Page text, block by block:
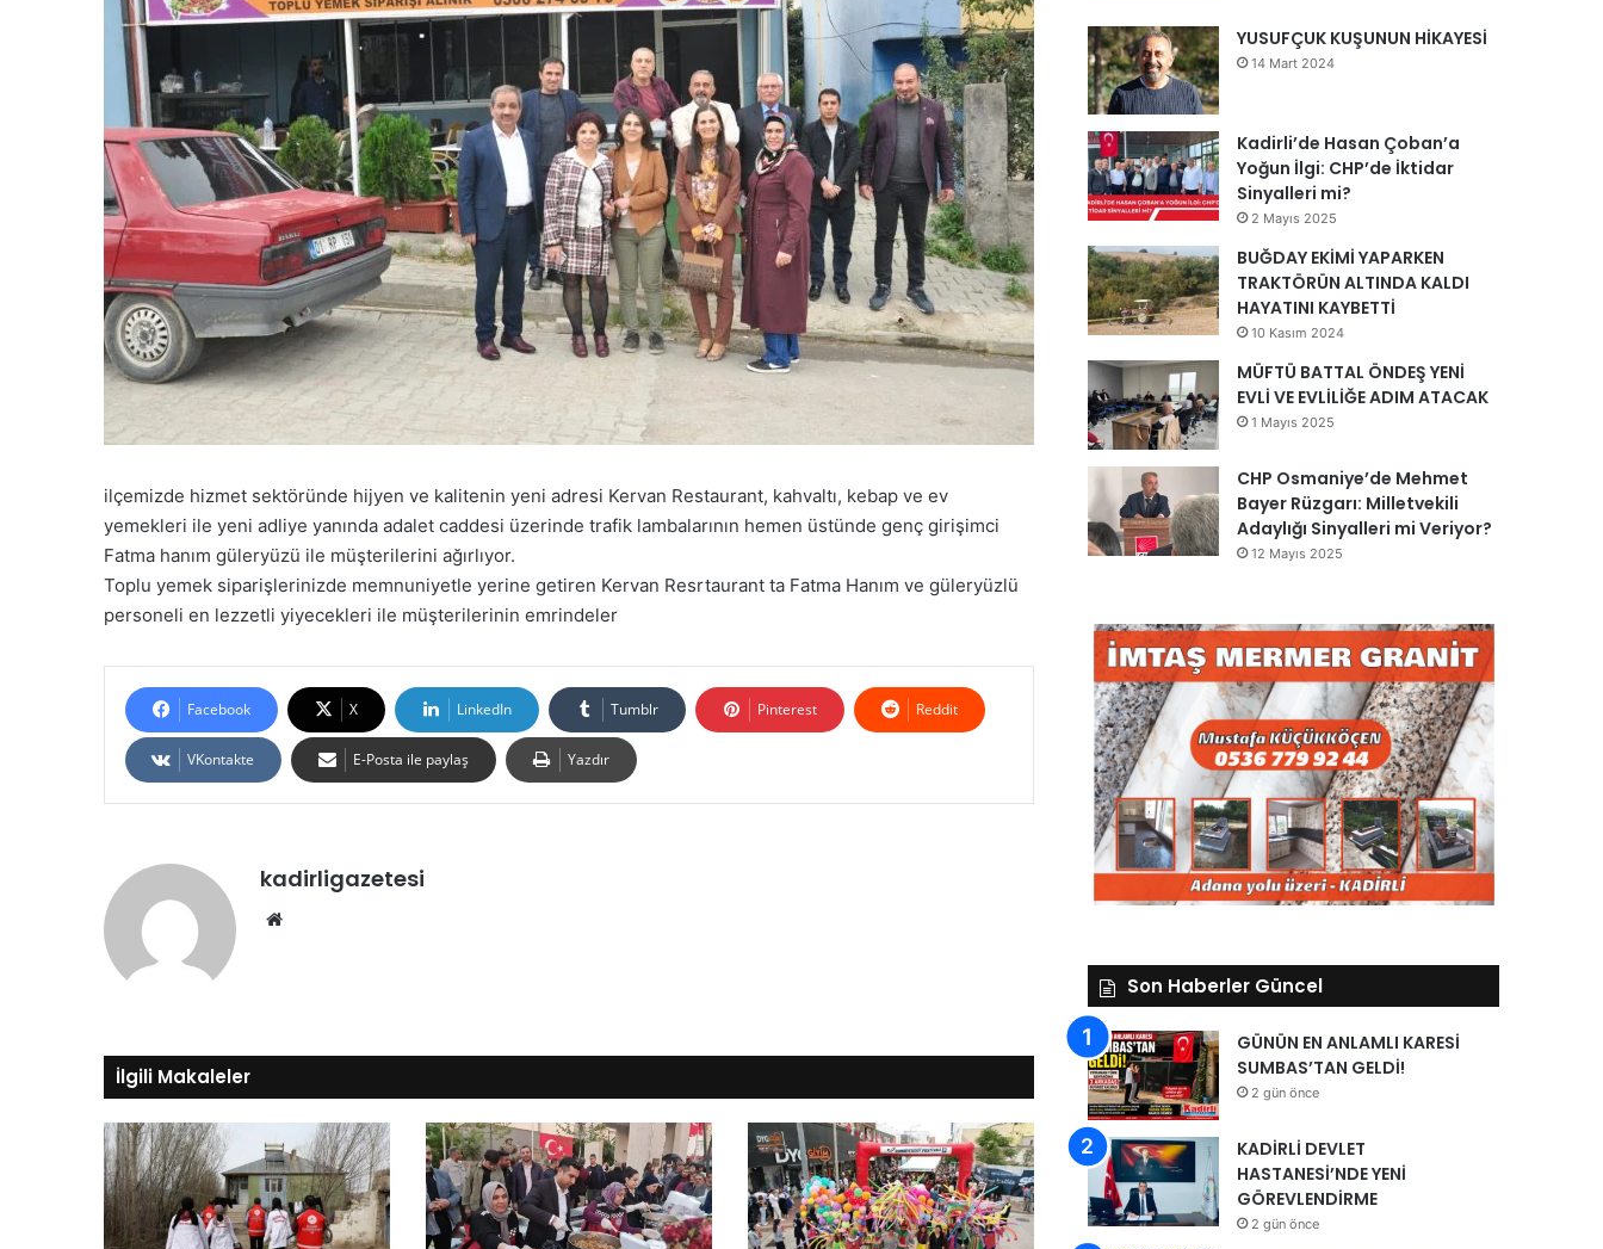
ilçemizde hizmet sektöründe hijyen ve kalitenin yeni adresi Kervan Restaurant, kahvaltı, kebap ve ev
yemekleri ile yeni adliye yanında adalet caddesi üzerinde trafik lambalarının hemen üstünde genç girişimci
Fatma hanım güleryüzü ile müşterilerini ağırlıyor.
Toplu yemek siparişlerinizde memnuniyetle yerine getiren Kervan Resrtaurant ta Fatma Hanım ve güleryüzlü
personeli en lezzetli yiyecekleri ile müşterilerinin emrindeler
Facebook X LinkedIn Tumblr Pinterest Reddit
VKontakte E-Posta ile paylaş Yazdır
kadirligazetesi
İlgili Makaleler
YUSUFÇUK KUŞUNUN HİKAYESİ
14 Mart 2024
Kadirli’de Hasan Çoban’a
Yoğun İlgi: CHP’de İktidar
Sinyalleri mi?
2 Mayıs 2025
BUĞDAY EKİMİ YAPARKEN
TRAKTÖRÜN ALTINDA KALDI
HAYATINI KAYBETTİ
10 Kasım 2024
MÜFTÜ BATTAL ÖNDEŞ YENİ
EVLİ VE EVLİLİĞE ADIM ATACAK
1 Mayıs 2025
CHP Osmaniye’de Mehmet
Bayer Rüzgarı: Milletvekili
Adaylığı Sinyalleri mi Veriyor?
12 Mayıs 2025
Son Haberler Güncel
GÜNÜN EN ANLAMLI KARESİ
SUMBAS’TAN GELDİ!
2 gün önce
KADİRLİ DEVLET
HASTANESİ’NDE YENİ
GÖREVLENDİRME
2 gün önce